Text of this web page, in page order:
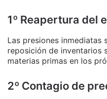
1º Reapertura del
Las presiones inmediatas
reposición de inventarios
materias primas en los
2º Contagio de